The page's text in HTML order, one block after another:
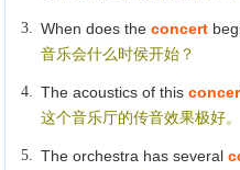
3. When does the concert
音乐会什么时侯开始？
4. The acoustics of this
这个音乐厅的传音效果极好。
5. The orchestra has several